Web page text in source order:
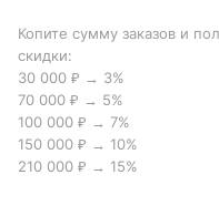
Копите сумму заказов и
скидки:
30 000 ₽ → 3%
70 000 ₽ → 5%
100 000 ₽ → 7%
150 000 ₽ → 10%
210 000 ₽ → 15%